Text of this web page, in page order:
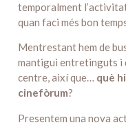
temporalment
quan faci més bon
Mentrestant hem de
mantigui entretinguts i
centre, així que… què
cinefòrum?
Presentem una nova